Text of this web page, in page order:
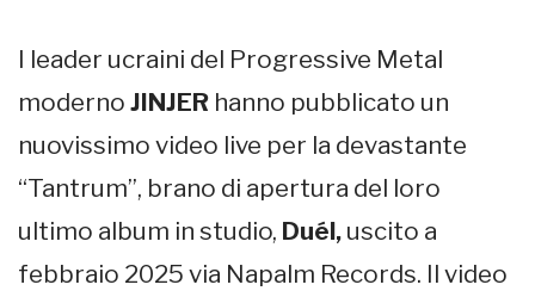
I leader ucraini del Progressive Metal
moderno JINJER hanno pubblicato un
nuovissimo video live per la devastante
“Tantrum”, brano di apertura del loro
ultimo album in studio, Duél, uscito a
febbraio 2025 via Napalm Records. Il video